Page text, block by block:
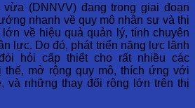
(DNNVV) đang trong giai đoạn
nhanh về quy mô nhân sự và thị
về hiệu quả quản lý, tính chuyên
lực. Do đó, phát triển năng lực lãnh
hỏi cấp thiết cho rất nhiều các
thế, mở rộng quy mô, thích ứng với
và những thay đổi rộng lớn trên thị